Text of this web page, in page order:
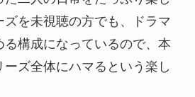
を未視聴の方でも、ドラマ
構成になっているので、本
ズ全体にハマるという楽し